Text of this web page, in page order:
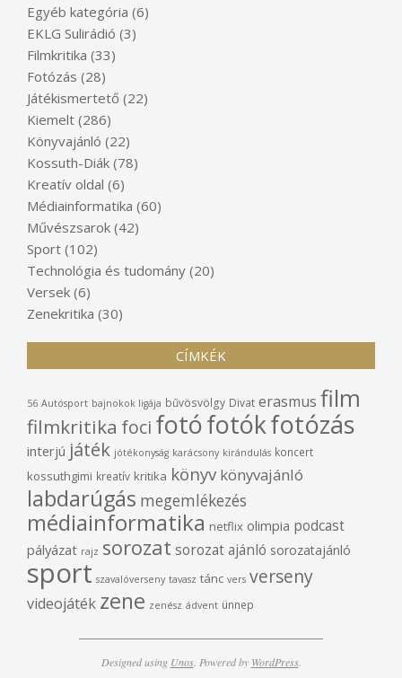
Egyéb kategória (6)
EKLG Sulirádió (3)
Filmkritika (33)
Fotózás (28)
Játékismertető (22)
Kiemelt (286)
Könyvajánló (22)
Kossuth-Diák (78)
Kreatív oldal (6)
Médiainformatika (60)
Művészsarok (42)
Sport (102)
Technológia és tudomány (20)
Versek (6)
Zenekritika (30)
CÍMKÉK
56 Autósport bajnokok ligája bűvösvölgy Divat erasmus film
filmkritika foci fotófotókfotózás
interjú játék jótékonyság karácsony kirándulás koncert
kossuthgimi kreatív kritika könyv könyvajánló
labdarúgás megemlékezés
médiainformatika netflix olimpia podcast
pályázat rajz sorozat sorozat ajánló sorozatajánló
sport szavalóverseny tavasz tánc vers verseny
videojáték zene zenész ádvent ünnep
Designed using Unos. Powered by WordPress.